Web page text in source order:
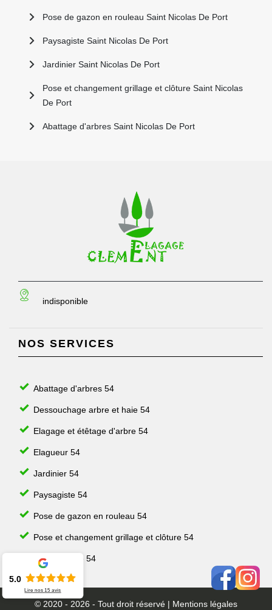
Pose de gazon en rouleau Saint Nicolas De Port
Paysagiste Saint Nicolas De Port
Jardinier Saint Nicolas De Port
Pose et changement grillage et clôture Saint Nicolas
De Port
Abattage d'arbres Saint Nicolas De Port
indisponible
NOS SERVICES
Abattage d'arbres 54
Dessouchage arbre et haie 54
Elagage et étêtage d'arbre 54
Elagueur 54
Jardinier 54
Paysagiste 54
Pose de gazon en rouleau 54
Pose et changement grillage et clôture 54
Taille de haie 54
© 2020 - 2026 - Tout droit réservé | Mentions légales
5.0
Lire nos15 avis